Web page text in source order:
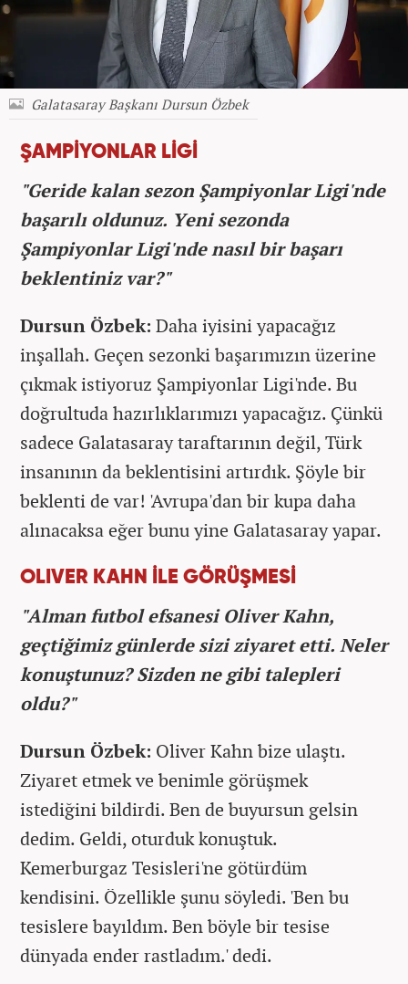
Galatasaray Başkanı Dursun Özbek
ŞAMPİYONLAR LİGİ
"Geride kalan sezon Şampiyonlar Ligi'nde
başarılı oldunuz. Yeni sezonda
Şampiyonlar Ligi'nde nasıl bir başarı
beklentiniz var?"
Dursun Özbek: Daha iyisini yapacağız
inşallah. Geçen sezonki başarımızın üzerine
çıkmak istiyoruz Şampiyonlar Ligi'nde. Bu
doğrultuda hazırlıklarımızı yapacağız. Çünkü
sadece Galatasaray taraftarının değil, Türk
insanının da beklentisini artırdık. Şöyle bir
beklenti de var! 'Avrupa'dan bir kupa daha
alınacaksa eğer bunu yine Galatasaray yapar.
OLIVER KAHN İLE GÖRÜŞMESİ
"Alman futbol efsanesi Oliver Kahn,
geçtiğimiz günlerde sizi ziyaret etti. Neler
konuştunuz? Sizden ne gibi talepleri
oldu?"
Dursun Özbek: Oliver Kahn bize ulaştı.
Ziyaret etmek ve benimle görüşmek
istediğini bildirdi. Ben de buyursun gelsin
dedim. Geldi, oturduk konuştuk.
Kemerburgaz Tesisleri'ne götürdüm
kendisini. Özellikle şunu söyledi. 'Ben bu
tesislere bayıldım. Ben böyle bir tesise
dünyada ender rastladım.' dedi.